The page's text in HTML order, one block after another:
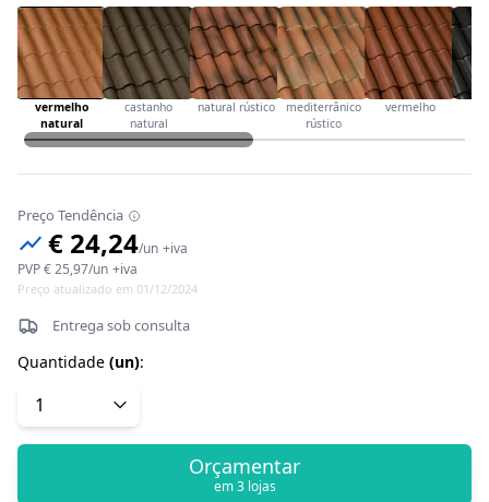
vermelho
natural
castanho
natural
natural rústico
mediterrânico
rústico
vermelho
Preço Tendência
€ 24,24/un +iva
PVP€ 25,97/un +iva
Preço atualizado em 01/12/2024
Entrega sob consulta
Quantidade (un):
Orçamentar
em 3 lojas